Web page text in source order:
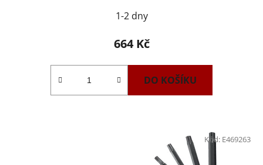
1-2 dny
664 Kč
DO KOŠÍKU
Kód: E469263